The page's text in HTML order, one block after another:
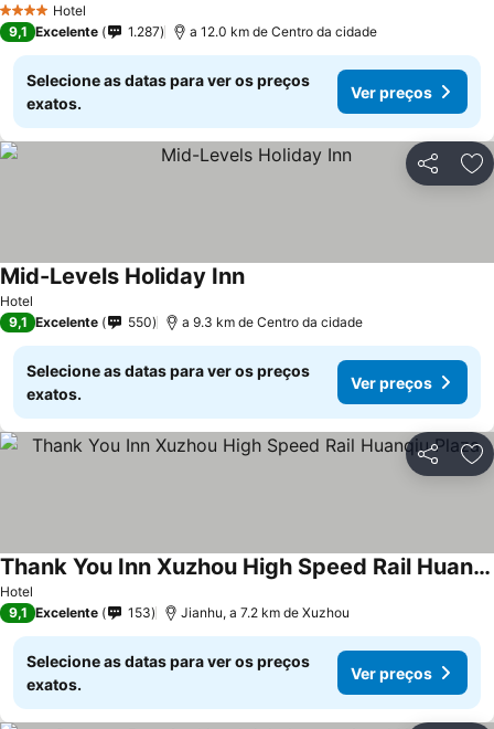
4 EstrelasHotel
9,1 Excelente 1.287 a 12.0 km de Centro da cidade
Selecione as datas para ver os preços
exatos.
Ver preços
Partilhar
Hotel
Mid-Levels Holiday Inn
9,1 Excelente 550 a 9.3 km de Centro da cidade
Selecione as datas para ver os preços
exatos.
Ver preços
Partilhar
Hotel
Thank You Inn Xuzhou High Speed Rail Huanqiu Plaza
9,1 Excelente 153 Jianhu, a 7.2 km de Xuzhou
Selecione as datas para ver os preços
exatos.
Ver preços